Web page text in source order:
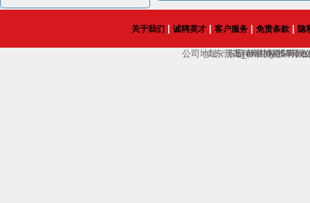
关于我们 诚聘英才 客户服务 免责条款 隐
©东营高科网络科技有限
公司地址：东营市淄博路65号